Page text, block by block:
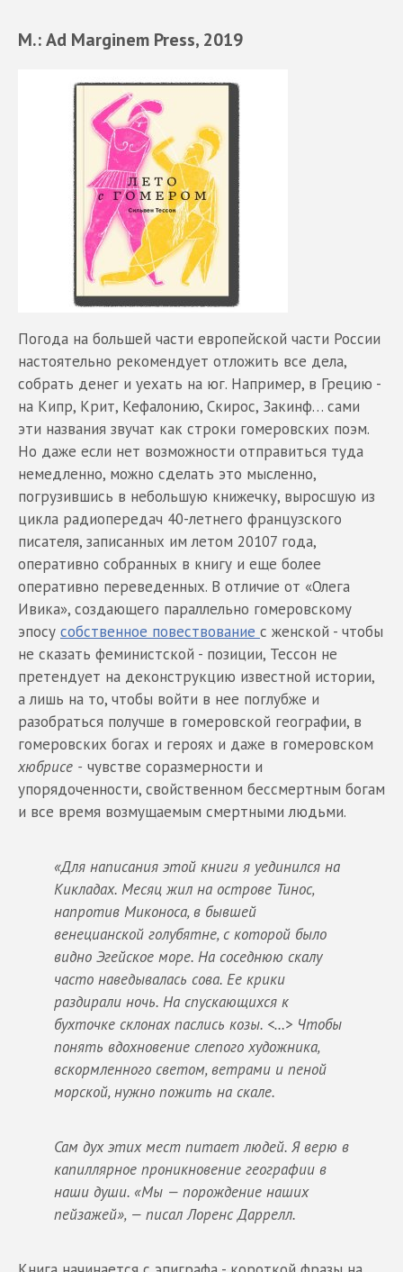
М.: Ad Marginem Press, 2019
Погода на большей части европейской части России
настоятельно рекомендует отложить все дела,
собрать денег и уехать на юг. Например, в Грецию -
на Кипр, Крит, Кефалонию, Скирос, Закинф… сами
эти названия звучат как строки гомеровских поэм.
Но даже если нет возможности отправиться туда
немедленно, можно сделать это мысленно,
погрузившись в небольшую книжечку, выросшую из
цикла радиопередач 40-летнего французского
писателя, записанных им летом 20107 года,
оперативно собранных в книгу и еще более
оперативно переведенных. В отличие от «Олега
Ивика», создающего параллельно гомеровскому
эпосу собственное повествование с женской - чтобы
не сказать феминистской - позиции, Тессон не
претендует на деконструкцию известной истории,
а лишь на то, чтобы войти в нее поглубже и
разобраться получше в гомеровской географии, в
гомеровских богах и героях и даже в гомеровском
хюбрисе - чувстве соразмерности и
упорядоченности, свойственном бессмертным богам
и все время возмущаемым смертными людьми.
«Для написания этой книги я уединился на
Кикладах. Месяц жил на острове Тинос,
напротив Миконоса, в бывшей
венецианской голубятне, с которой было
видно Эгейское море. На соседнюю скалу
часто наведывалась сова. Ее крики
раздирали ночь. На спускающихся к
бухточке склонах паслись козы. <…> Чтобы
понять вдохновение слепого художника,
вскормленного светом, ветрами и пеной
морской, нужно пожить на скале.
Сам дух этих мест питает людей. Я верю в
капиллярное проникновение географии в
наши души. «Мы — порождение наших
пейзажей», — писал Лоренс Даррелл.